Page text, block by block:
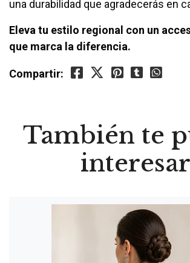
una durabilidad que agradecerás en
Eleva tu estilo regional con un
que marca la diferencia.
Compartir:
También te
interesar